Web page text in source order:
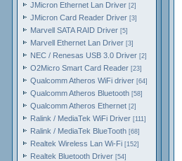
JMicron Ethernet Lan Driver [2]
JMicron Card Reader Driver [3]
Marvell SATA RAID Driver [5]
Marvell Ethernet Lan Driver [3]
NEC / Renesas USB 3.0 Driver [2]
O2Micro Smart Card Reader [23]
Qualcomm Atheros WiFi driver [64]
Qualcomm Atheros Bluetooth [58]
Qualcomm Atheros Ethernet [2]
Ralink / MediaTek WiFi Driver [111]
Ralink / MediaTek BlueTooth [68]
Realtek Wireless Lan Wi-Fi [152]
Realtek Bluetooth Driver [54]